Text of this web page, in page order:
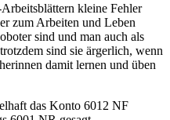
kleine Fehler
zum Arbeiten und Leben
sind und man auch als
sind sie ärgerlich, wenn
damit lernen und üben
das Konto 6012 NF